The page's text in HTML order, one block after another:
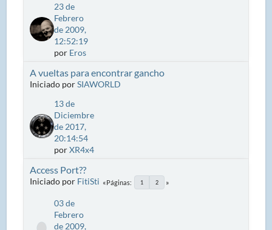
23 de
Febrero
de 2009,
12:52:19
por Eros
A vueltas para encontrar gancho
Iniciado porSIAWORLD
13 de
Diciembre
de 2017,
20:14:54
porXR4x4
Access Port??
Iniciado por FitiSti Páginas 1 2
03 de
Febrero
de 2009,